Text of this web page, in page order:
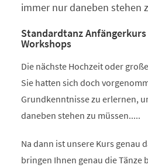
immer nur daneben stehen
Standardtanz
Workshops
Die nächste Hochzeit oder
Sie hatten sich doch
Grundkenntnisse zu erlernen,
daneben stehen zu müssen.....
Na dann ist unsere Kurs genau
bringen Ihnen genau die Tänze